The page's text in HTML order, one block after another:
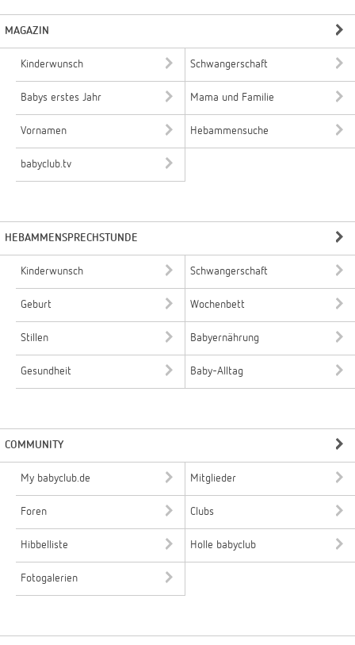
MAGAZIN
Kinderwunsch Schwangerschaft
Babys erstes Jahr Mama und Familie
Vornamen Hebammensuche
babyclub.tv
HEBAMMENSPRECHSTUNDE
Kinderwunsch Schwangerschaft
Geburt Wochenbett
Stillen Babyernährung
Gesundheit Baby-Alltag
COMMUNITY
My babyclub.de Mitglieder
Foren Clubs
Hibbelliste Holle babyclub
Fotogalerien